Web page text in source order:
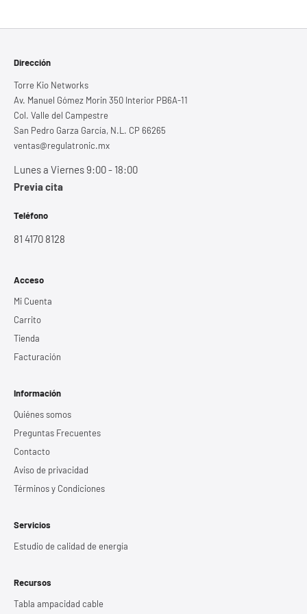
Dirección
Torre Kio Networks
Av. Manuel Gómez Morin 350 Interior PB6A-11
Col. Valle del Campestre
San Pedro Garza García, N.L. CP 66265
ventas@regulatronic.mx
Lunes a Viernes 9:00 - 18:00
Previa cita
Teléfono
81 4170 8128
Acceso
Mi Cuenta
Carrito
Tienda
Facturación
Información
Quiénes somos
Preguntas Frecuentes
Contacto
Aviso de privacidad
Términos y Condiciones
Servicios
Estudio de calidad de energía
Recursos
Tabla ampacidad cable